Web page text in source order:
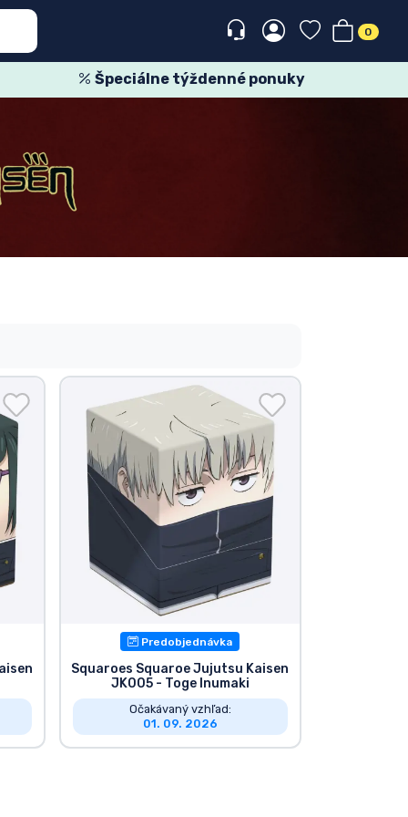
0
Špeciálne týždenné ponuky
Predobjednávka
Squaroes Squaroe Jujutsu Kaisen
JK005 - Toge Inumaki
Očakávaný vzhľad:
01. 09. 2026